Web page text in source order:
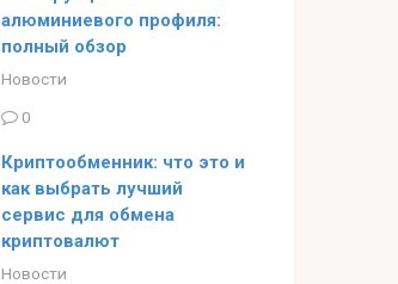
алюминиевого профиля:
полный обзор
Новости
0
Криптообменник: что это и
как выбрать лучший
сервис для обмена
криптовалют
Новости